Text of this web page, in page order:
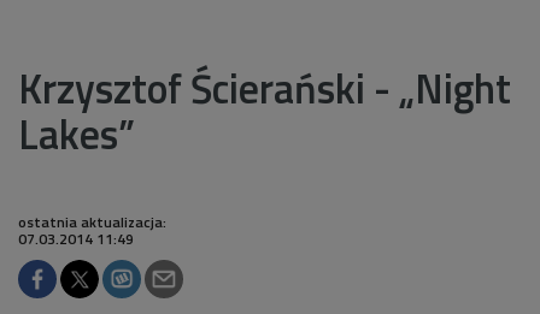
Krzysztof Ścierański - „Night
Lakes”
ostatnia aktualizacja:
07.03.2014 11:49